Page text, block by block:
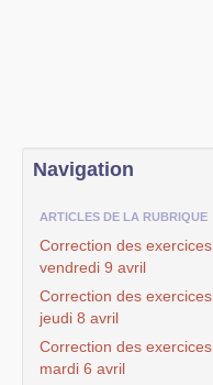
Navigation
ARTICLES DE LA RUBRIQUE
Correction des
vendredi 9 avril
Correction des
jeudi 8 avril
Correction des
mardi 6 avril